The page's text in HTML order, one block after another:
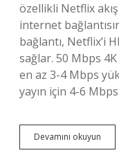
özellikli Netflix
internet
bağlantı, Netflix’i
sağlar. 50 Mbps
en az 3-4 Mbps
yayın için 4-6
Devamını okuyun
Film